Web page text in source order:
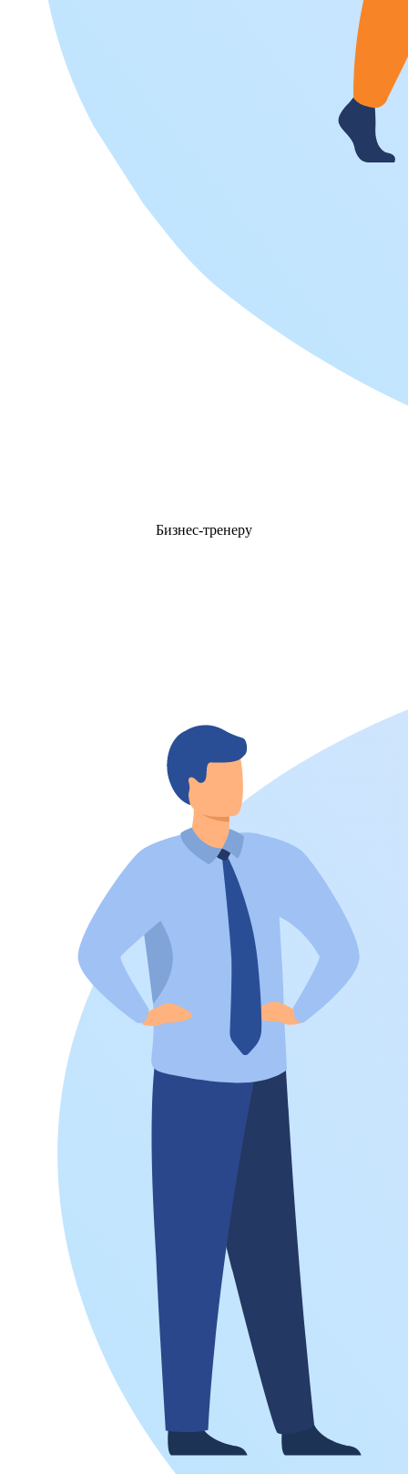
Бизнес-тренеру